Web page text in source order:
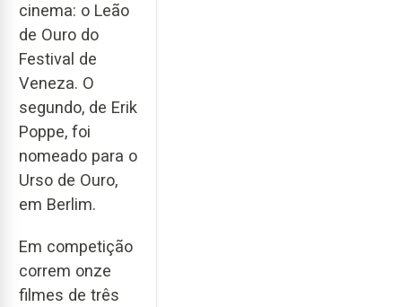
cinema: o Leão
de Ouro do
Festival de
Veneza. O
segundo, de Erik
Poppe, foi
nomeado para o
Urso de Ouro,
em Berlim.
Em competição
correm onze
filmes de três